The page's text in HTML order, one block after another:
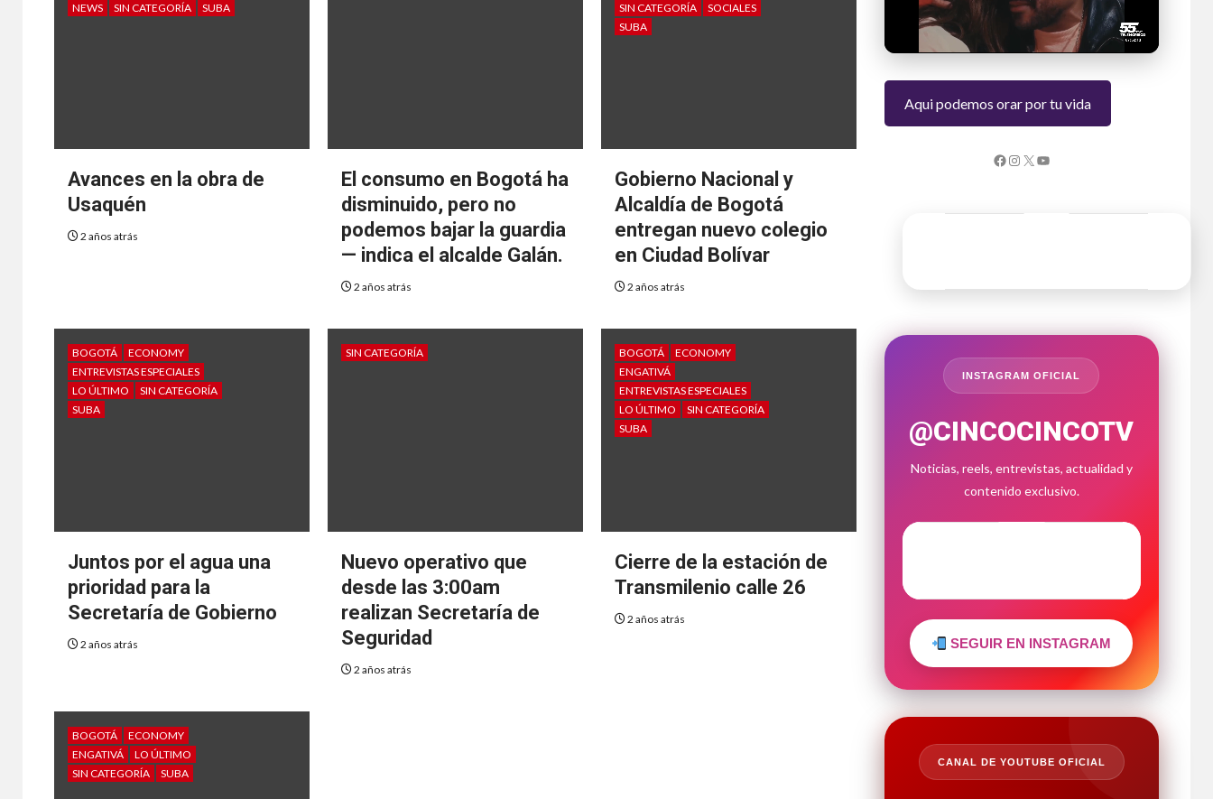
NEWS
SIN CATEGORÍA SUBA
Avances en la obra de
Usaquén
2 años atrás
El consumo en Bogotá ha
disminuido, pero no
podemos bajar la guardia
— indica el alcalde Galán.
2 años atrás
SIN CATEGORÍA
SOCIALES
SUBA
Gobierno Nacional y
Alcaldía de Bogotá
entregan nuevo colegio
en Ciudad Bolívar
2 años atrás
BOGOTÁ
ECONOMY
ENTREVISTAS ESPECIALES
LO ÚLTIMO
SIN CATEGORÍA
SUBA
Juntos por el agua una
prioridad para la
Secretaría de Gobierno
2 años atrás
SIN CATEGORÍA
Nuevo operativo que
desde las 3:00am
realizan Secretaría de
Seguridad
2 años atrás
BOGOTÁ
ECONOMY
ENGATIVÁ
ENTREVISTAS ESPECIALES
LO ÚLTIMO
SIN CATEGORÍA
SUBA
Cierre de la estación de
Transmilenio calle 26
2 años atrás
BOGOTÁ
ECONOMY
ENGATIVÁ
LO ÚLTIMO
SIN CATEGORÍA
SUBA
Aqui podemos orar por tu vida
INSTAGRAM OFICIAL
@CINCOCINCOTV
Noticias, reels, entrevistas, actualidad y
contenido exclusivo.
SEGUIR EN INSTAGRAM
CANAL DE YOUTUBE OFICIAL